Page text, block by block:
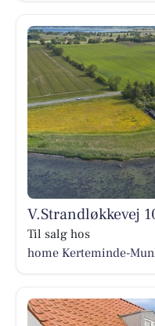
V.Strandløkkevej
Til salg hos
home Kerteminde-